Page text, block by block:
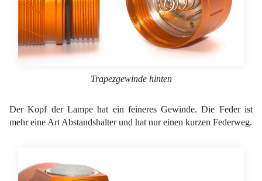
Trapezgewinde hinten
Der Kopf der Lampe hat ein feineres Gewinde. Die Feder ist
mehr eine Art Abstandshalter und hat nur einen kurzen Federweg.